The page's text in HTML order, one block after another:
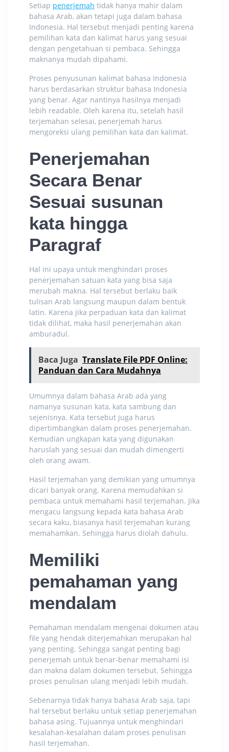
Setiap penerjemah tidak hanya mahir dalam
bahasa Arab, akan tetapi juga dalam bahasa
Indonesia. Hal tersebut menjadi penting karena
pemilihan kata dan kalimat harus yang sesuai
dengan pengetahuan si pembaca. Sehingga
maknanya mudah dipahami.
Proses penyusunan kalimat bahasa Indonesia
harus berdasarkan struktur bahasa Indonesia
yang benar. Agar nantinya hasilnya menjadi
lebih readable. Oleh karena itu, setelah hasil
terjemahan selesai, penerjemah harus
mengoreksi ulang pemilihan kata dan kalimat.
Penerjemahan
Secara Benar
Sesuai susunan
kata hingga
Paragraf
Hal ini upaya untuk menghindari proses
penerjemahan satuan kata yang bisa saja
merubah makna. Hal tersebut berlaku baik
tulisan Arab langsung maupun dalam bentuk
latin. Karena jika perpaduan kata dan kalimat
tidak dilihat, maka hasil penerjemahan akan
amburadul.
Baca Juga Translate File PDF Online:
Panduan dan Cara Mudahnya
Umumnya dalam bahasa Arab ada yang
namanya susunan kata, kata sambung dan
sejenisnya. Kata tersebut juga harus
dipertimbangkan dalam proses penerjemahan.
Kemudian ungkapan kata yang digunakan
haruslah yang sesuai dan mudah dimengerti
oleh orang awam.
Hasil terjemahan yang demikian yang umumnya
dicari banyak orang. Karena memudahkan si
pembaca untuk memahami hasil terjemahan. Jika
mengacu langsung kepada kata bahasa Arab
secara kaku, biasanya hasil terjemahan kurang
memahamkan. Sehingga harus diolah dahulu.
Memiliki
pemahaman yang
mendalam
Pemahaman mendalam mengenai dokumen atau
file yang hendak diterjemahkan merupakan hal
yang penting. Sehingga sangat penting bagi
penerjemah untuk benar-benar memahami isi
dan makna dalam dokumen tersebut. Sehingga
proses penulisan ulang menjadi lebih mudah.
Sebenarnya tidak hanya bahasa Arab saja, tapi
hal tersebut berlaku untuk setiap penerjemahan
bahasa asing. Tujuannya untuk menghindari
kesalahan-kesalahan dalam proses penulisan
hasil terjemahan.